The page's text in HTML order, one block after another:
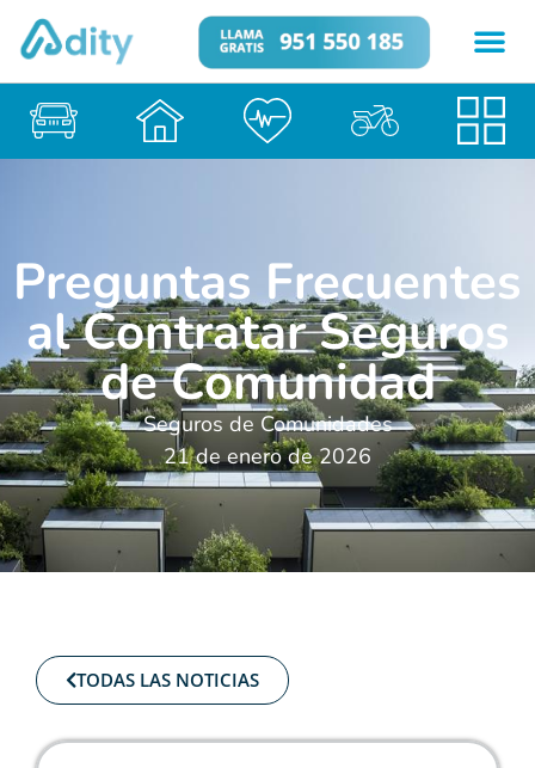
Preguntas Frecuentes
al Contratar Seguros
de Comunidad
Seguros de Comunidades
21 de enero de 2026
TODAS LAS NOTICIAS